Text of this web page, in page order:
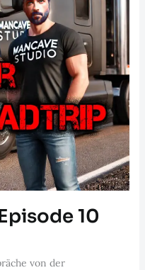
10
von der